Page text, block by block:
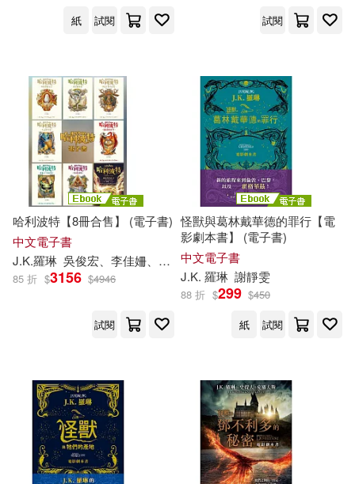
紙
試閱
試閱
哈利波特【8冊合售】 (電子書)
中文電子書
J.K.羅琳 吳俊宏、李佳姍、林靜華、莊靜君、張定綺、彭倩文、趙丕慧、羅源祥
85 折 $3156 $4946
試閱
怪獸與葛林戴華德的罪行【電
影劇本書】 (電子書)
中文電子書
J.K. 羅琳 謝靜雯
88 折 $299 $450
紙
試閱